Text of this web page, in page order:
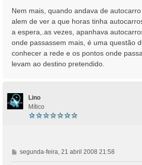
Nem mais, quando andava de
alem de ver a que horas tinha
a espera,.as vezes, apanhava
onde passassem mais, é uma questão
conhecer a rede e os pontos onde
levam ao destino pretendido.
Lino
Mítico
M
e
segunda-feira, 21 abril 2008 21:58